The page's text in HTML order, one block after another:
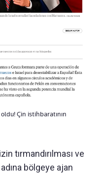
Çin istihbaratının
tırmandırılması ve
bölgeye ajan